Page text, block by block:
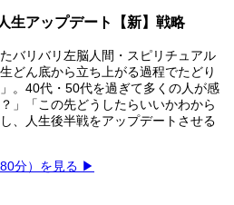
生アップデート【新】戦略
バリバリ左脳人間・スピリチュアル
どん底から立ち上がる過程でたどり
。40代・50代を過ぎて多くの人が感
」「この先どうしたらいいかわから
、人生後半戦をアップデートさせる
分）を見る ▶